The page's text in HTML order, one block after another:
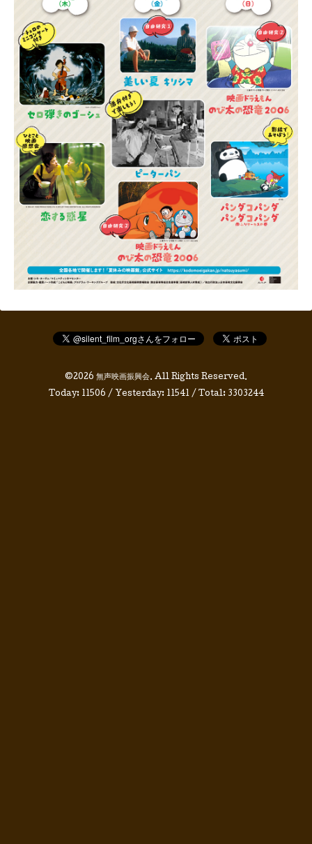
©2026 無声映画振興会. All Rights Reserved.
Today: 11506 / Yesterday: 11541/ Total: 3303244